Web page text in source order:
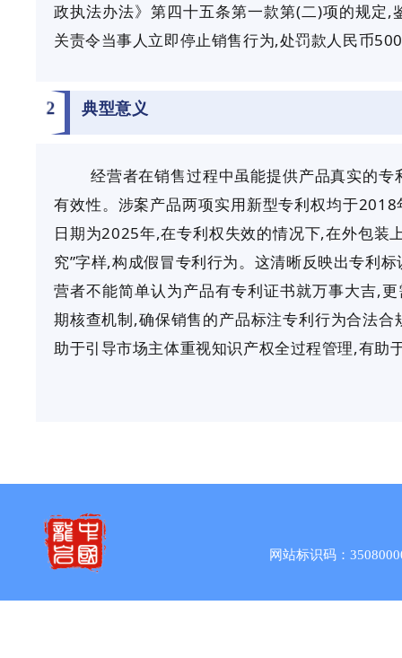
政执法办法》第四十五条第一款第(二)项的规定,
关责令当事人立即停止销售行为,处罚款人民币
2 典型意义
经营者在销售过程中虽能提供产品真实的
有效性。涉案产品两项实用新型专利权均于2018
日期为2025年,在专利权失效的情况下,在外包装
究”字样,构成假冒专利行为。这清晰反映出专利
营者不能简单认为产品有专利证书就万事大吉,
期核查机制,确保销售的产品标注专利行为合法
助于引导市场主体重视知识产权全过程管理,有助
网站标识码：